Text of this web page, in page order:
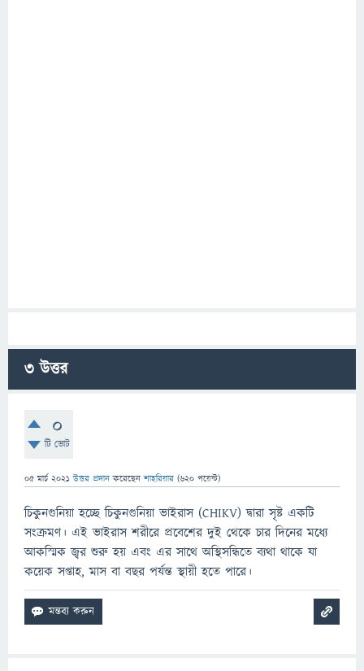
3উত্তর
0
টি ভোট
05 মার্চ 2021 উত্তর প্রদান করেছেনশাহরিয়ার (620 পয়েন্ট)
চিকুনগুনিয়া হচ্ছে চিকুনগুনিয়া ভাইরাস (CHIKV) দ্বারা সৃষ্ট একটি
সংক্রমণ। এই ভাইরাস শরীরে প্রবেশের দুই থেকে চার দিনের মধ্যে
আকস্মিক জ্বর শুরু হয় এবং এর সাথে অস্থিসন্ধিতে ব্যথা থাকে যা
কয়েক সপ্তাহ, মাস বা বছর পর্যন্ত স্থায়ী হতে পারে।